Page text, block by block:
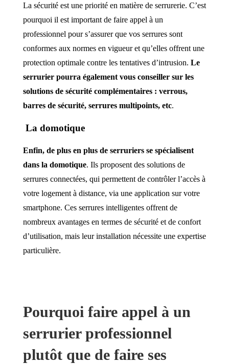
La sécurité est une priorité en matière de serrurerie. C’est
pourquoi il est important de faire appel à un
professionnel pour s’assurer que vos serrures sont
conformes aux normes en vigueur et qu’elles offrent une
protection optimale contre les tentatives d’intrusion. Le
serrurier pourra également vous conseiller sur les
solutions de sécurité complémentaires : verrous,
barres de sécurité, serrures multipoints, etc.
La domotique
Enfin, de plus en plus de serruriers se spécialisent
dans la domotique. Ils proposent des solutions de
serrures connectées, qui permettent de contrôler l’accès à
votre logement à distance, via une application sur votre
smartphone. Ces serrures intelligentes offrent de
nombreux avantages en termes de sécurité et de confort
d’utilisation, mais leur installation nécessite une expertise
particulière.
Pourquoi faire appel à un
serrurier professionnel
plutôt que de faire ses